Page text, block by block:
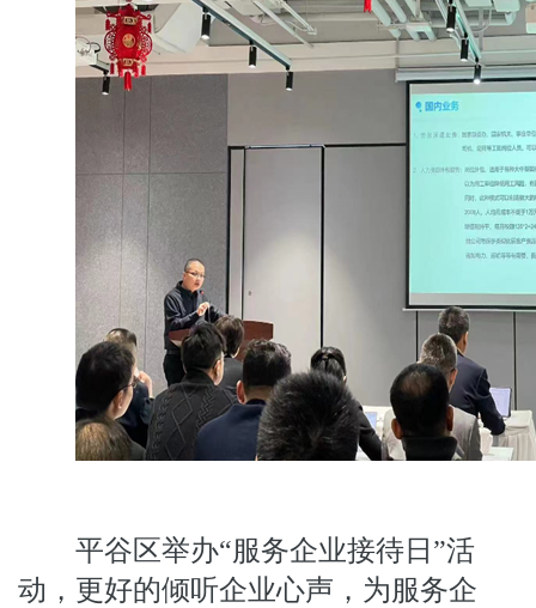
平谷区举办“服务企业接待日”活
动，更好的倾听企业心声，为服务企